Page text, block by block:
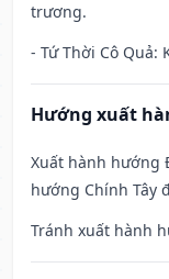
trương.
- Tứ Thời Cô Quả:
Hướng xuất
Xuất hành hướng
hướng Chính Tây
Tránh xuất hành